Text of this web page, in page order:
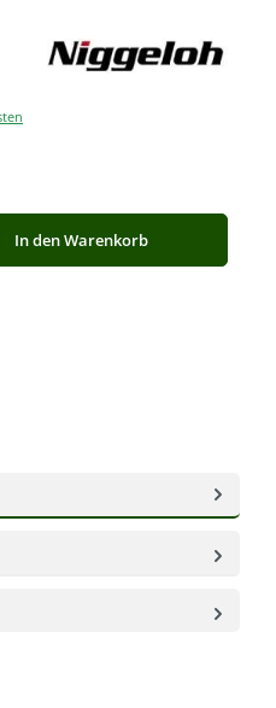
Wert ein oder benutze die
In den Warenkorb